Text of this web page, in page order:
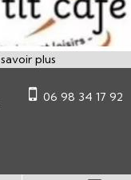
06 98 34 17 92